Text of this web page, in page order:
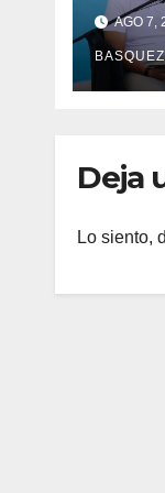
salud
La
AGO 7,
BASQUEZ
Deja
Lo siento,